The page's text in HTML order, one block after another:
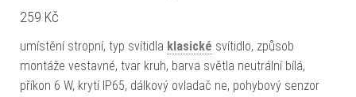
259 Kč
umístění stropní, typ svítidla klasické svítidlo, způsob
montáže vestavné, tvar kruh, barva světla neutrální bílá,
příkon 6 W, krytí IP65, dálkový ovladač ne, pohybový senzor